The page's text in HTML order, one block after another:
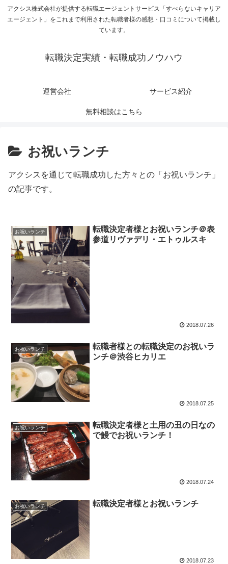
アクシス株式会社が提供する転職エージェントサービス「すべらないキャリア
エージェント」をこれまで利用された転職者様の感想・口コミについて掲載し
ています。
転職決定実績・転職成功ノウハウ
運営会社 サービス紹介
無料相談はこちら
お祝いランチ
アクシスを通じて転職成功した方々との「お祝いランチ」
の記事です。
お祝いランチ
転職決定者様とお祝いランチ＠表
参道リヴァデリ・エトゥルスキ
2018.07.26
お祝いランチ
転職者様との転職決定のお祝いラ
ンチ＠渋谷ヒカリエ
2018.07.25
お祝いランチ
転職決定者様と土用の丑の日なの
で鰻でお祝いランチ！
2018.07.24
お祝いランチ 転職決定者様とお祝いランチ
2018.07.23